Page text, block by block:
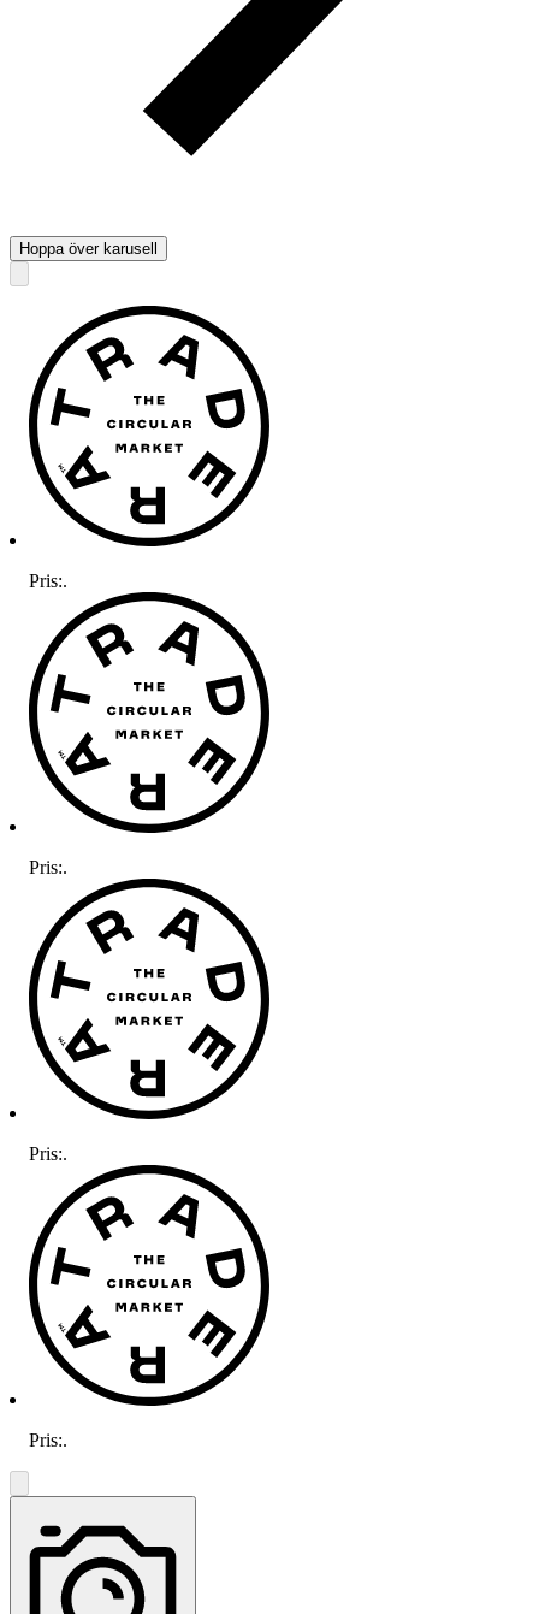
Hoppa över karusell
Pris:.
Pris:.
Pris:.
Pris:.